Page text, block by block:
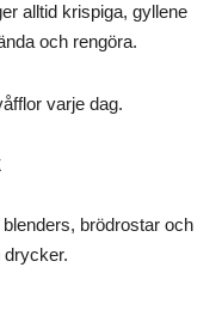
alltid krispiga, gyllene
och rengöra.
varje dag.
brödrostar och
drycker.